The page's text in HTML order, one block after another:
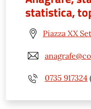
statistica,
Piazza XX
0735 917324